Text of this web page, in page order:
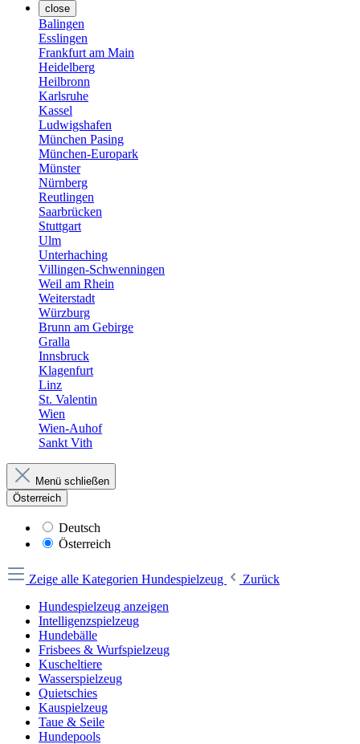
close
Balingen
Esslingen
Frankfurt am Main
Heidelberg
Heilbronn
Karlsruhe
Kassel
Ludwigshafen
München Pasing
München-Europark
Münster
Nürnberg
Reutlingen
Saarbrücken
Stuttgart
Ulm
Unterhaching
Villingen-Schwenningen
Weil am Rhein
Weiterstadt
Würzburg
Brunn am Gebirge
Gralla
Innsbruck
Klagenfurt
Linz
St. Valentin
Wien
Wien-Auhof
Sankt Vith
Menü schließen
Österreich
Deutsch
Österreich
Zeige alle Kategorien Hundespielzeug
Zurück
Hundespielzeug anzeigen
Intelligenzspielzeug
Hundebälle
Frisbees & Wurfspielzeug
Kuscheltiere
Wasserspielzeug
Quietschies
Kauspielzeug
Taue & Seile
Hundepools